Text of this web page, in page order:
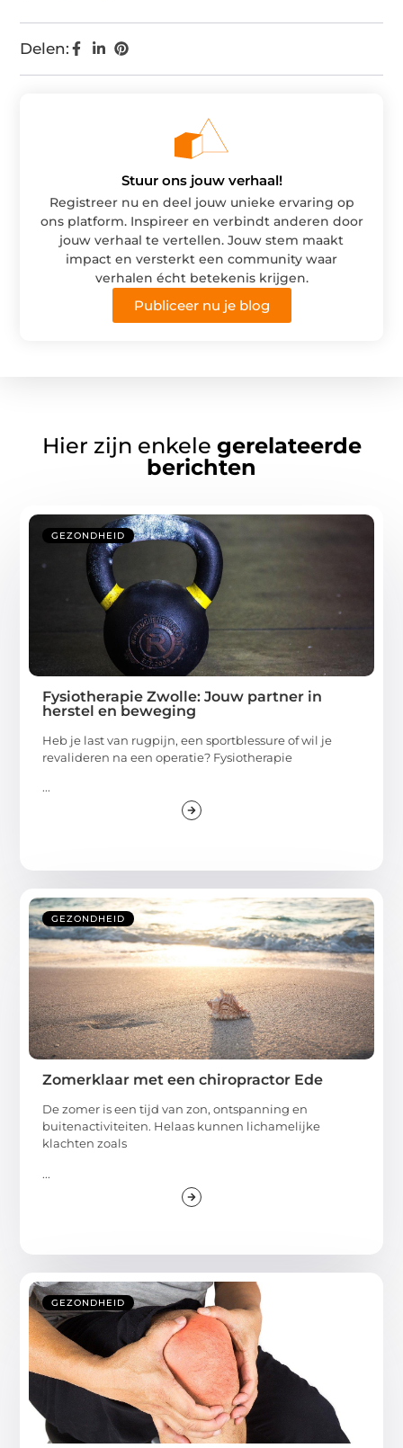
Delen:
Stuur ons jouw verhaal!
Registreer nu en deel jouw unieke ervaring op
ons platform. Inspireer en verbindt anderen door
jouw verhaal te vertellen. Jouw stem maakt
impact en versterkt een community waar
verhalen écht betekenis krijgen.
Publiceer nu je blog
Hier zijn enkele gerelateerde
berichten
GEZONDHEID
Fysiotherapie Zwolle: Jouw partner in
herstel en beweging
Heb je last van rugpijn, een sportblessure of wil je
revalideren na een operatie? Fysiotherapie
...
GEZONDHEID
Zomerklaar met een chiropractor Ede
De zomer is een tijd van zon, ontspanning en
buitenactiviteiten. Helaas kunnen lichamelijke
klachten zoals
...
GEZONDHEID